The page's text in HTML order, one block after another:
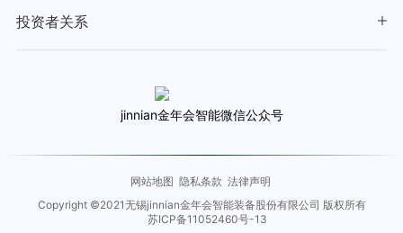
投资者关系
jinnian金年会智能微信公众号
网站地图 隐私条款 法律声明
Copyright ©2021无锡jinnian金年会智能装备股份有限公司 版权所有
苏ICP备11052460号-13